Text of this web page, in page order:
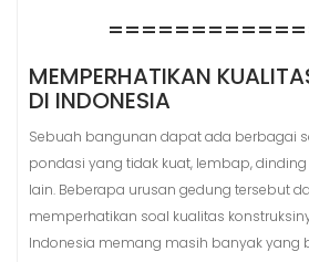
MEMPERHATIKAN
DI INDONESIA
Sebuah bangunan dapat ada berbagai
pondasi yang tidak kuat, lembap,
lain. Beberapa urusan gedung tersebut
memperhatikan soal kualitas
Indonesia memang masih banyak yang